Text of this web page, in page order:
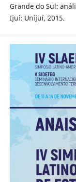
Grande do Sul:
Ijuí: Unijuí, 2015.